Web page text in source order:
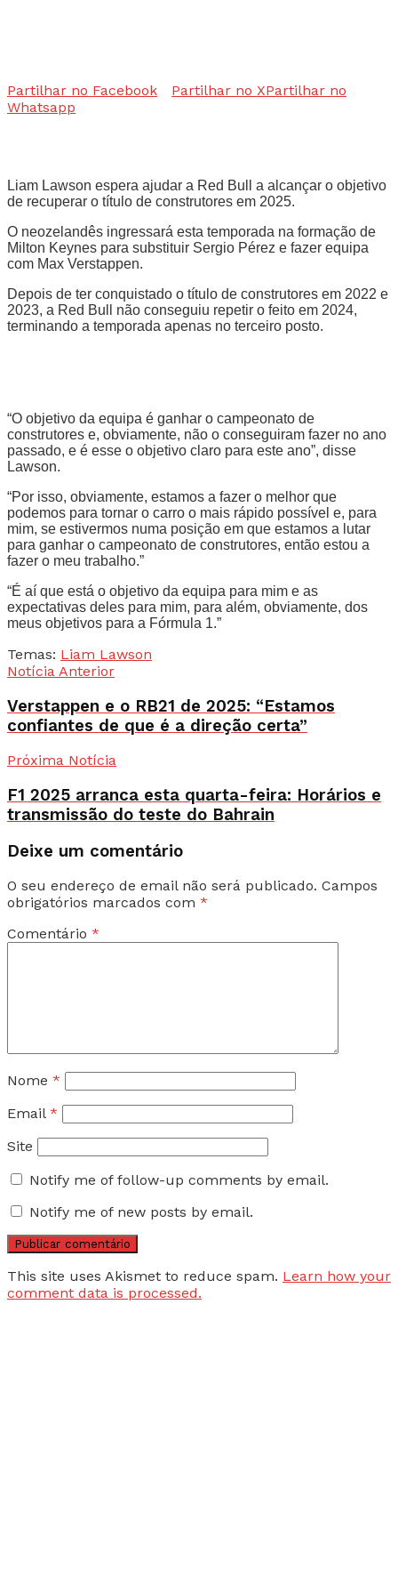
Partilhar no Facebook Partilhar no XPartilhar no
Whatsapp
Liam Lawson espera ajudar a Red Bull a alcançar o objetivo
de recuperar o título de construtores em 2025.
O neozelandês ingressará esta temporada na formação de
Milton Keynes para substituir Sergio Pérez e fazer equipa
com Max Verstappen.
Depois de ter conquistado o título de construtores em 2022 e
2023, a Red Bull não conseguiu repetir o feito em 2024,
terminando a temporada apenas no terceiro posto.
“O objetivo da equipa é ganhar o campeonato de
construtores e, obviamente, não o conseguiram fazer no ano
passado, e é esse o objetivo claro para este ano”, disse
Lawson.
“Por isso, obviamente, estamos a fazer o melhor que
podemos para tornar o carro o mais rápido possível e, para
mim, se estivermos numa posição em que estamos a lutar
para ganhar o campeonato de construtores, então estou a
fazer o meu trabalho.”
“É aí que está o objetivo da equipa para mim e as
expectativas deles para mim, para além, obviamente, dos
meus objetivos para a Fórmula 1.”
Temas: Liam Lawson
Notícia Anterior
Verstappen e o RB21 de 2025: “Estamos
confiantes de que é a direção certa”
Próxima Notícia
F1 2025 arranca esta quarta-feira: Horários e
transmissão do teste do Bahrain
Deixe um comentário
O seu endereço de email não será publicado. Campos
obrigatórios marcados com *
Comentário *
Nome *
Email *
Site
Notify me of follow-up comments by email.
Notify me of new posts by email.
This site uses Akismet to reduce spam. Learn how your
comment data is processed.